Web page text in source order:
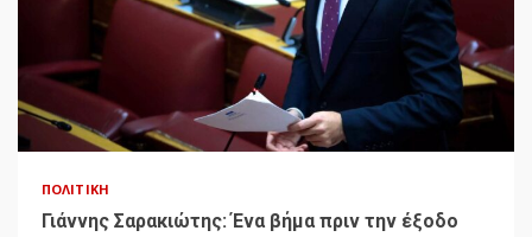
ΠΟΛΙΤΙΚΉ
Γιάννης Σαρακιώτης: Ένα βήμα πριν την έξοδο